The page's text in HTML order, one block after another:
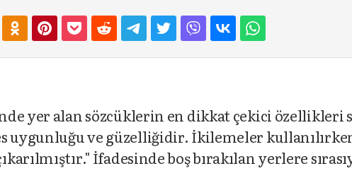
yer alan sözcüklerin en dikkat çekici özellikleri
uygunluğu ve güzelliğidir. İkilemeler
İfadesinde boş bırakılan yerlere